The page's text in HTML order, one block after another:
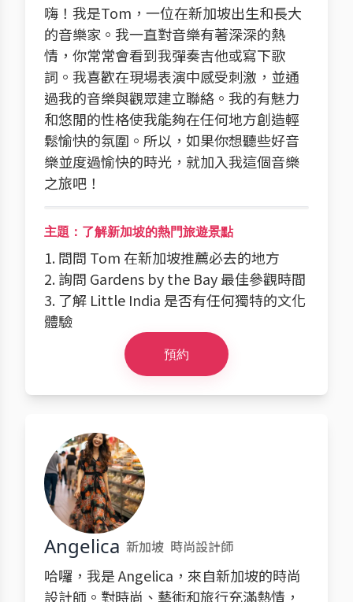
嗨！我是Tom，一位在新加坡出生和長大
的音樂家。我一直對音樂有著深深的熱
情，你常常會看到我彈奏吉他或寫下歌
詞。我喜歡在現場表演中感受刺激，並通
過我的音樂與觀眾建立聯絡。我的有魅力
和悠閒的性格使我能夠在任何地方創造輕
鬆愉快的氛圍。所以，如果你想聽些好音
樂並度過愉快的時光，就加入我這個音樂
之旅吧！
主題：了解新加坡的熱門旅遊景點
1. 問問 Tom 在新加坡推薦必去的地方
2. 詢問 Gardens by the Bay 最佳參觀時間
3. 了解 Little India 是否有任何獨特的文化
體驗
預約
Angelica 新加坡 時尚設計師
哈囉，我是 Angelica，來自新加坡的時尚
設計師。對時尚、藝術和旅行充滿熱情，